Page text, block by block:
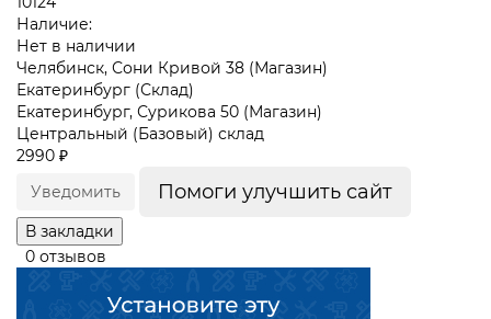
Наличие:
Нет в наличии
Челябинск, Сони Кривой 38 (Магазин)
Екатеринбург (Склад)
Екатеринбург, Сурикова 50 (Магазин)
Центральный (Базовый) склад
2990 ₽
Уведомить
Помоги улучшить сайт
В закладки
0 отзывов